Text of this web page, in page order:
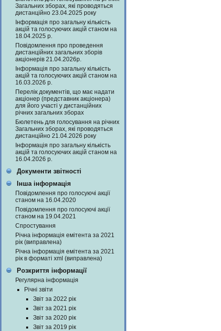
Загальних зборах, які проводяться
дистанційно 23.04.2025 року
Інформація про загальну кількість
акцій та голосуючих акцій станом на
18.04.2025 р.
Повідомлення про проведення
дистанційних загальних зборів
акціонерів 21.04.2026р.
Інформація про загальну кількість
акцій та голосуючих акцій станом на
16.03.2026 р.
Перелік документів, що має надати
акціонер (представник акціонера)
для його участі у дистанційних
річних загальних зборах
Бюлетень для голосування на річних
Загальних зборах, які проводяться
дистанційно 21.04.2026 року
Інформація про загальну кількість
акцій та голосуючих акцій станом на
16.04.2026 р.
Документи звітності
Інша інформація
Повідомлення про голосуючі акції
станом на 16.04.2020
Повідомлення про голосуючі акції
станом на 19.04.2021
Спростування
Річна інформація емітента за 2021
рік (виправлена)
Річна інформація емітента за 2021
рік в форматі xml (виправлена)
Розкриття інформації
Регулярна інформація
Річні звіти
Звіт за 2022 рік
Звіт за 2021 рік
Звіт за 2020 рік
Звіт за 2019 рік